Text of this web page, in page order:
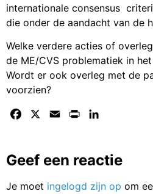
internationale consensus
die onder de aandacht van de
Welke verdere acties of
de ME/CVS problematiek in
Wordt er ook overleg met de
voorzien?
Facebook Email Print
Geef een reactie
Je moet ingelogd zijn op om